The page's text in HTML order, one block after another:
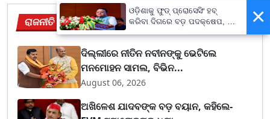
ରାଜନୀତି View More
ଦିଲ୍ଲୀରେ ନୀତିନ ନବୀନଙ୍କୁ ଭେଟିଲେ
ମନମୋହନ ସାମଲ, ବିଭିନ...
August 06, 2026
ଅଖିଳେଶ ଯାଦବଙ୍କ ବଡ଼ ବୟାନ, କହିଲେ-
×
ଓଡ଼ିଶାକୁ ଫୁଡ୍ ପ୍ରୋସେସିଂ ହବ୍
କରିବା ଦିଗରେ ବଡ଼ ପଦକ୍ଷେପ, ୪୨
ହଜାରରୁ ଅଧିକ ନିଯୁକ୍ତି ସୁଯୋଗ